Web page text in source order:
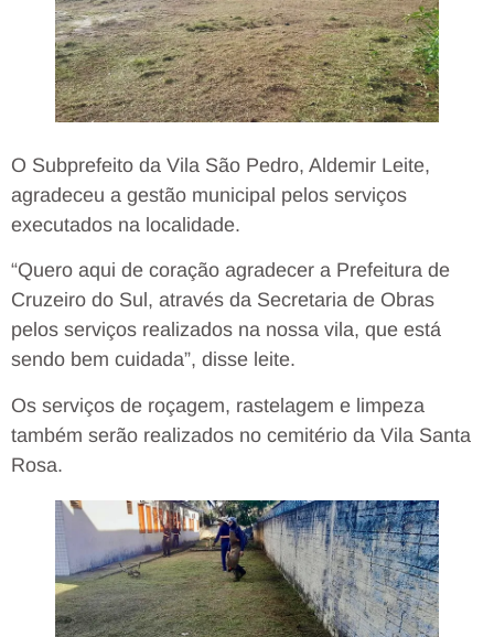
O Subprefeito da Vila São Pedro, Aldemir Leite,
agradeceu a gestão municipal pelos serviços
executados na localidade.
“Quero aqui de coração agradecer a Prefeitura de
Cruzeiro do Sul, através da Secretaria de Obras
pelos serviços realizados na nossa vila, que está
sendo bem cuidada”, disse leite.
Os serviços de roçagem, rastelagem e limpeza
também serão realizados no cemitério da Vila Santa
Rosa.